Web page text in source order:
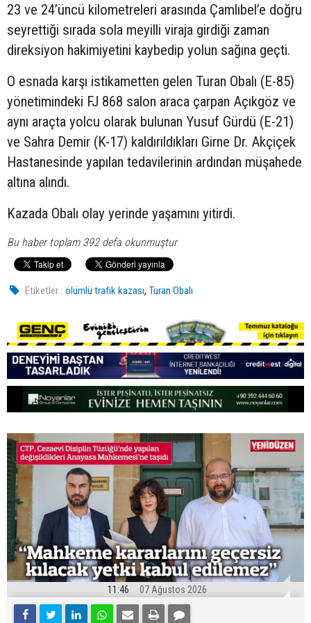
23 ve 24’üncü kilometreleri arasında Çamlıbel’e doğru
seyrettiği sırada sola meyilli viraja girdiği zaman
direksiyon hakimiyetini kaybedip yolun sağına geçti.
O esnada karşı istikametten gelen Turan Obalı (E-85)
yönetimindeki FJ 868 salon araca çarpan Açıkgöz ve
aynı araçta yolcu olarak bulunan Yusuf Gürdü (E-21)
ve Sahra Demir (K-17) kaldırıldıkları Girne Dr. Akçiçek
Hastanesinde yapılan tedavilerinin ardından müşahede
altına alındı.
Kazada Obalı olay yerinde yaşamını yitirdi.
Bu haber toplam 392 defa okunmuştur
Etiketler : ölümlü trafik kazası,Turan Obalı
11:46 07 Ağustos 2026